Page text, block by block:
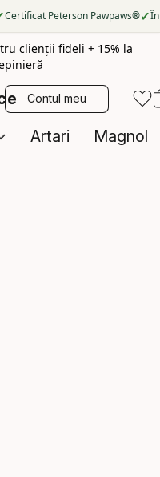
Certificat Peterson Pawpaws®✓
clienții fideli + 15% la
Contul meu
Artari Magnolii